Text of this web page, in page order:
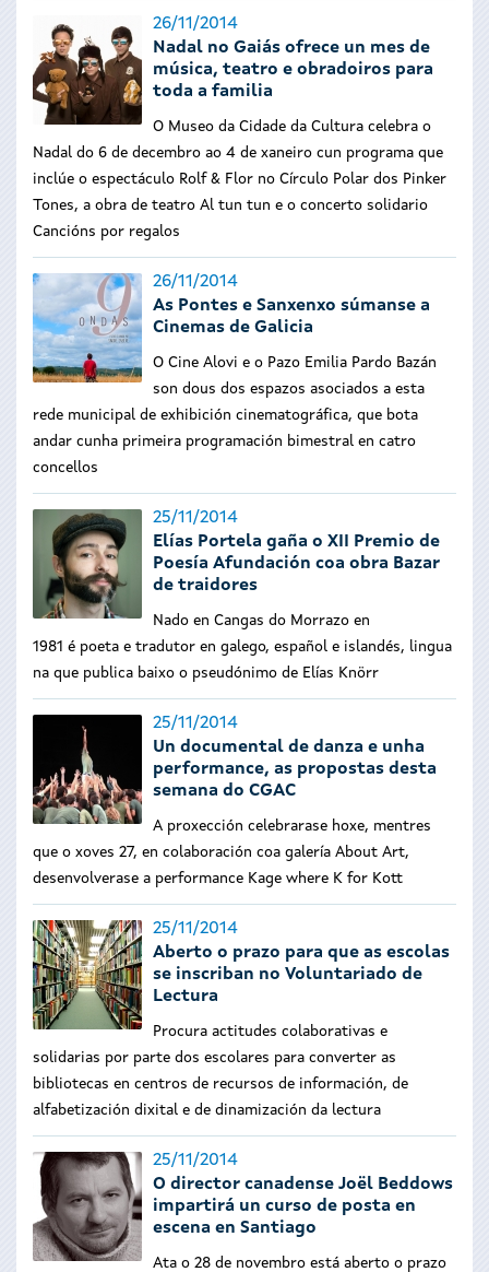
26/11/2014
Nadal no Gaiás ofrece un mes de
música, teatro e obradoiros para
toda a familia
O Museo da Cidade da Cultura celebra o
Nadal do 6 de decembro ao 4 de xaneiro cun programa que
inclúe o espectáculo Rolf & Flor no Círculo Polar dos Pinker
Tones, a obra de teatro Al tun tun e o concerto solidario
Cancións por regalos
26/11/2014
As Pontes e Sanxenxo súmanse a
Cinemas de Galicia
O Cine Alovi e o Pazo Emilia Pardo Bazán
son dous dos espazos asociados a esta
rede municipal de exhibición cinematográfica, que bota
andar cunha primeira programación bimestral en catro
concellos
25/11/2014
Elías Portela gaña o XII Premio de
Poesía Afundación coa obra Bazar
de traidores
Nado en Cangas do Morrazo en
1981 é poeta e tradutor en galego, español e islandés, lingua
na que publica baixo o pseudónimo de Elías Knörr
25/11/2014
Un documental de danza e unha
performance, as propostas desta
semana do CGAC
A proxección celebrarase hoxe, mentres
que o xoves 27, en colaboración coa galería About Art,
desenvolverase a performance Kage where K for Kott
25/11/2014
Aberto o prazo para que as escolas
se inscriban no Voluntariado de
Lectura
Procura actitudes colaborativas e
solidarias por parte dos escolares para converter as
bibliotecas en centros de recursos de información, de
alfabetización dixital e de dinamización da lectura
25/11/2014
O director canadense Joël Beddows
impartirá un curso de posta en
escena en Santiago
Ata o 28 de novembro está aberto o prazo